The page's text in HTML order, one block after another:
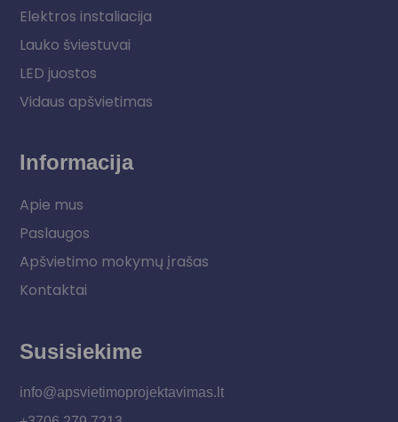
Elektros instaliacija
Lauko šviestuvai
LED juostos
Vidaus apšvietimas
Informacija
Apie mus
Paslaugos
Apšvietimo mokymų įrašas
Kontaktai
Susisiekime
info@apsvietimoprojektavimas.lt